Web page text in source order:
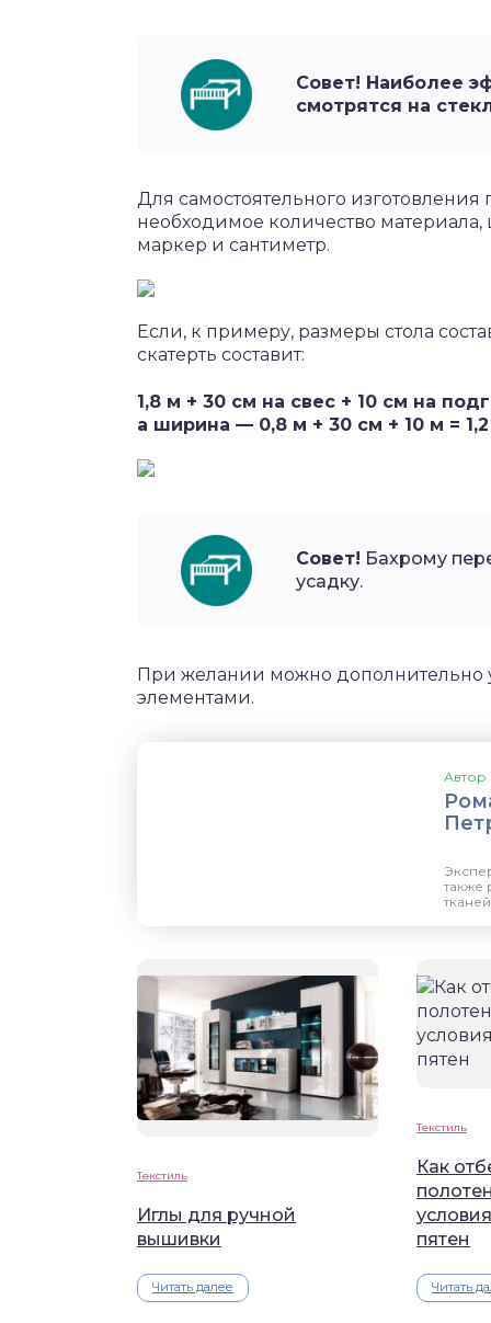
Совет! Наиболее
смотрятся на
Для самостоятельного
необходимое количество
маркер и сантиметр.
Если, к примеру, размеры стола
скатерть составит:
1,8 м + 30 см на свес + 10 см на
а ширина — 0,8 м + 30 см + 10 м =
Совет! Бахрому
усадку.
При желании можно дополнительно
элементами.
Автор
также
тканей
Текстиль
Иглы для ручной
вышивки
Читать далее
Текстиль
Как
пятен
Читать